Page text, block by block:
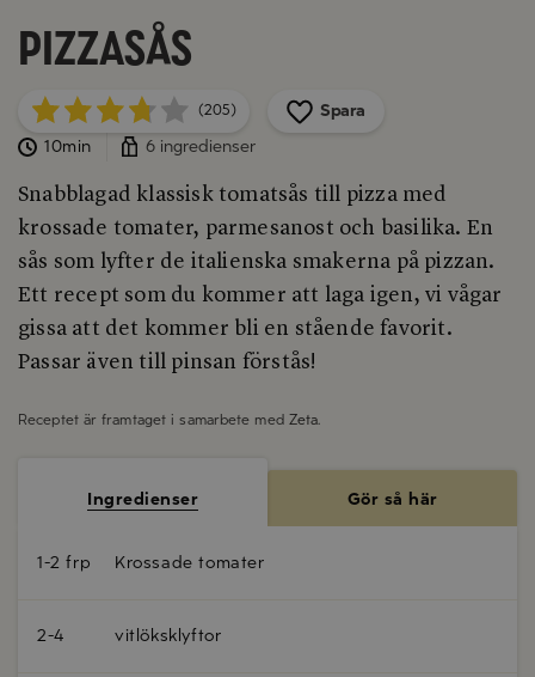
Pizzasås
(205)
Spara
10min
6 ingredienser
Snabblagad klassisk tomatsås till pizza med
krossade tomater, parmesanost och basilika. En
sås som lyfter de italienska smakerna på pizzan.
Ett recept som du kommer att laga igen, vi vågar
gissa att det kommer bli en stående favorit.
Passar även till pinsan förstås!
Receptet är framtaget i samarbete med Zeta.
Ingredienser Gör så här
1-2 frp Krossade tomater
2-4 vitlöksklyftor